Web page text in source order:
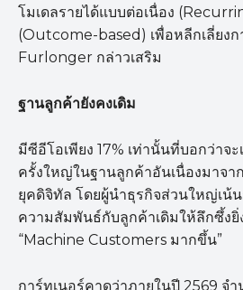
โมเดลรายได้แบบต่อเนื่อง
(Outcome-based) เพื่อหลีกเลี่ยงก
Furlonger กล่าวเสริม
ฐานลูกค้ายังคงเดิม
มีซีอีโอเพียง 17% เท่านั้นที่บอกว่าจ
ครั้งใหญ่ในฐานลูกค้าอันเนื่องมาจา
ยุคดิจิทัล โดยผู้นำธุรกิจส่วนใหญ่เน้
ความสัมพันธ์กับลูกค้าเดิมให้ลึกซึ้ง
“Machine Customers มากขึ้น”
การ์ทเนอร์คาดว่าภายในปี 2569